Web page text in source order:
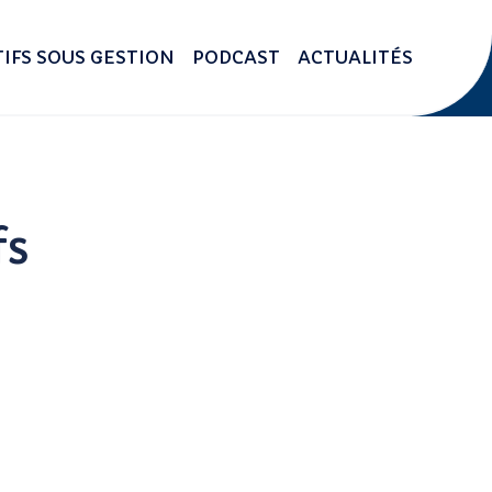
SOUS GESTION PODCAST ACTUALITÉS